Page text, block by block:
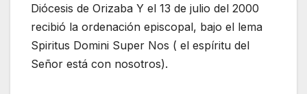
Diócesis de Orizaba Y el 13 de julio del 2000
recibió la ordenación episcopal, bajo el lema
Spiritus Domini Super Nos ( el espíritu del
Señor está con nosotros).